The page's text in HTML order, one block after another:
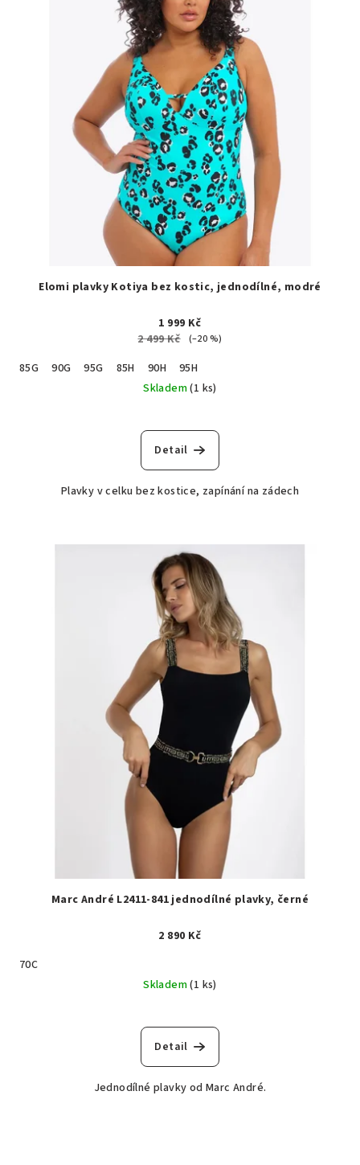
Elomi plavky Kotiya bez kostic, jednodílné, modré
1 999 Kč
2 499 Kč
(–20 %)
85G 90G 95G 85H 90H
95H
Skladem(1 ks)
Detail
Plavky v celku bez kostice, zapínání na zádech
Marc André L2411-841 jednodílné plavky, černé
2 890 Kč
70C
Skladem(1 ks)
Detail
Jednodílné plavky od Marc André.